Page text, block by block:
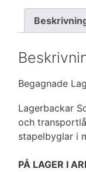
e
o
k
k
I
n
i
t
e
e
s
Begagnade
Lagerbackar
och
stapelbyglar i
PÅ LAGER I